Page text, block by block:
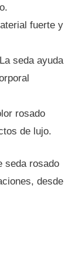
fuerte y
La seda ayuda
rosado
de lujo.
seda rosado
desde